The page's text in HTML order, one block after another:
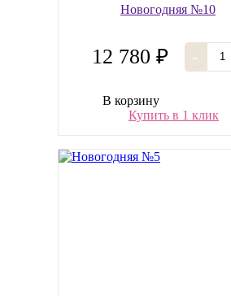
Новогодняя №10
12 780 ₽ -
В корзину
Купить в 1 клик